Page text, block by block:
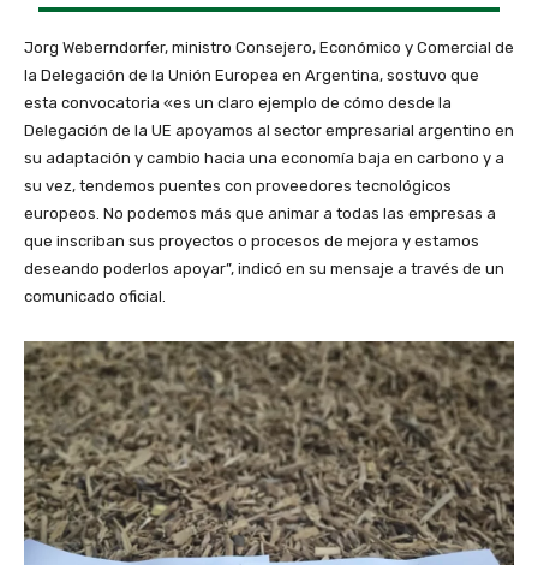
Jorg Weberndorfer, ministro Consejero, Económico y Comercial de
la Delegación de la Unión Europea en Argentina, sostuvo que
esta convocatoria «es un claro ejemplo de cómo desde la
Delegación de la UE apoyamos al sector empresarial argentino en
su adaptación y cambio hacia una economía baja en carbono y a
su vez, tendemos puentes con proveedores tecnológicos
europeos. No podemos más que animar a todas las empresas a
que inscriban sus proyectos o procesos de mejora y estamos
deseando poderlos apoyar”, indicó en su mensaje a través de un
comunicado oficial.